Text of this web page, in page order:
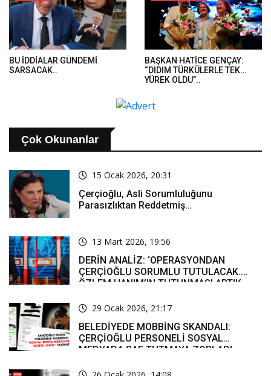
BU İDDİALAR GÜNDEMİ
SARSACAK..
BAŞKAN HATİCE GENÇAY:
“DİDİM TÜRKÜLERLE TEK
YÜREK OLDU”..
Çok Okunanlar
15 Ocak 2026, 20:31
Çerçioğlu, Asli Sorumluluğunu
Parasızlıktan Reddetmiş…
13 Mart 2026, 19:56
DERİN ANALİZ: ‘OPERASYONDAN
ÇERÇİOĞLU SORUMLU TUTULACAK.
ÖZLEM HANIM’IN TUTUNMASI ARTIK
29 Ocak 2026, 21:17
BELEDİYEDE MOBBİNG SKANDALI:
ÇERÇİOĞLU PERSONELİ SOSYAL
MEDYADA SAF TUTMAYA ZORLADI